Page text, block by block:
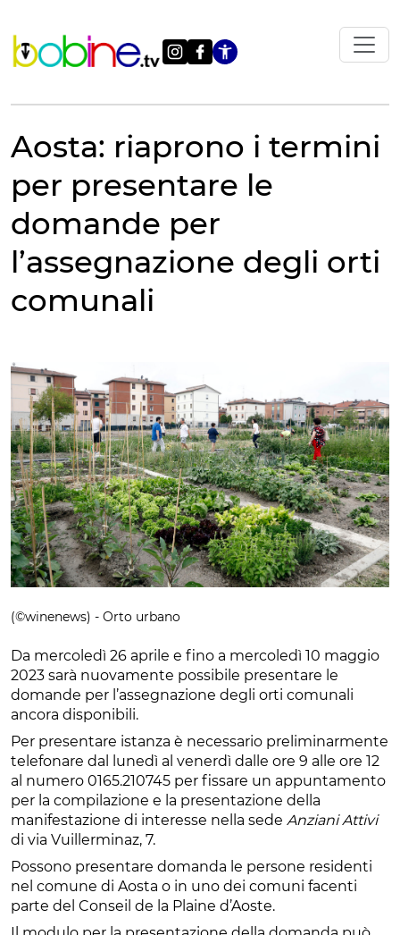
contenuto
Apri le
Aosta: riaprono i termini
per presentare le
domande per
l’assegnazione degli orti
comunali
(©winenews) - Orto urbano
Da mercoledì 26 aprile e fino a mercoledì 10 maggio
2023 sarà nuovamente possibile presentare le
domande per l’assegnazione degli orti comunali
ancora disponibili.
Per presentare istanza è necessario preliminarmente
telefonare dal lunedì al venerdì dalle ore 9 alle ore 12
al numero 0165.210745 per fissare un appuntamento
per la compilazione e la presentazione della
manifestazione di interesse nella sede Anziani Attivi
di via Vuillerminaz, 7.
Possono presentare domanda le persone residenti
nel comune di Aosta o in uno dei comuni facenti
parte del Conseil de la Plaine d’Aoste.